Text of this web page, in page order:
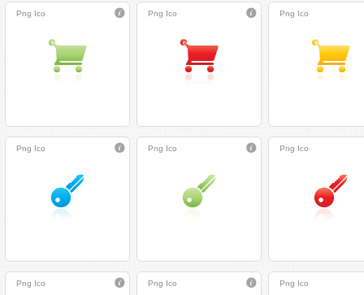
Png Ico Png Ico Png Ico
Png Ico Png Ico Png Ico
Png Ico Png Ico Png Ico